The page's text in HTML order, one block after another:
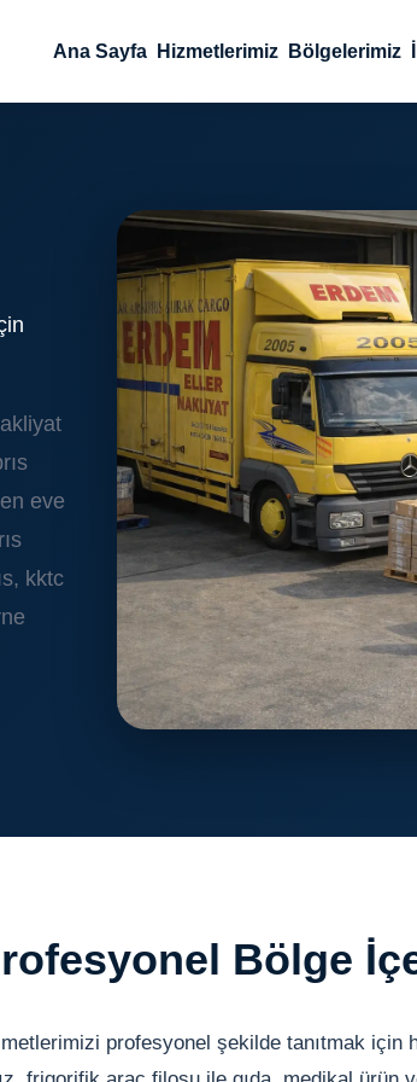
Ana Sayfa Hizmetlerimiz Bölgelerimiz
eve
kktc
Bölge
profesyonel şekilde tanıtmak için